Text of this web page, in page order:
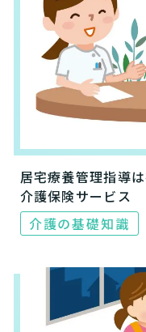
居宅療養管理指導
介護保険サービス
介護の基礎知識